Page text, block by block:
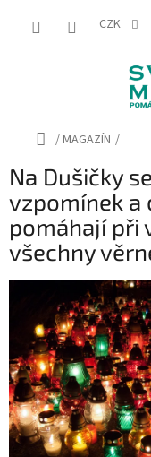
CZK
Domů
/MAGAZÍN /
Na Dušičky
vzpomínek a
pomáhají při
všechny